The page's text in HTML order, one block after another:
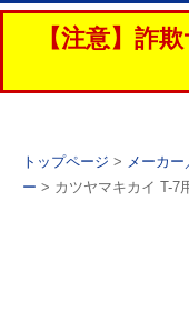
【注意】詐
トップページ > メーカ
ー > カツヤマキカイ T-7